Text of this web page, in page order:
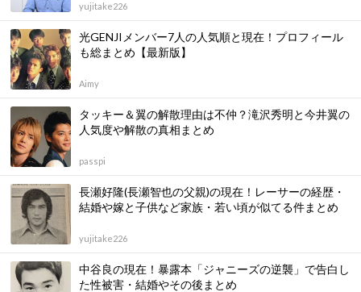
yujitake226
光GENJIメンバー7人の人気順と現在！プロフィール
も総まとめ【最新版】
Aimy
タッキー＆翼の解散理由は不仲？滝沢秀明と今井翼の
人気度や解散の真相まとめ
passpi
長瀬好隆(長瀬智也の父親)の現在！レーサーの経歴・
結婚や嫁と子供など家族・若い頃が似てる件まとめ
yujitake226
中谷良の現在！暴露本「ジャニーズの逆襲」で告白し
た性被害・結婚やその後まとめ